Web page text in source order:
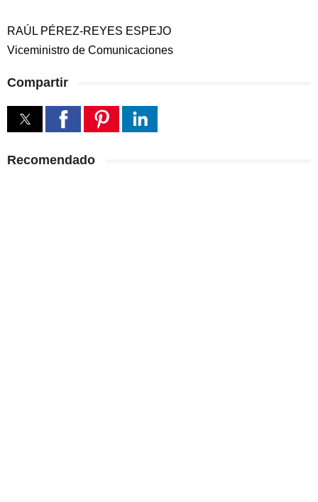
RAÚL PÉREZ-REYES ESPEJO
Viceministro de Comunicaciones
Compartir
Recomendado